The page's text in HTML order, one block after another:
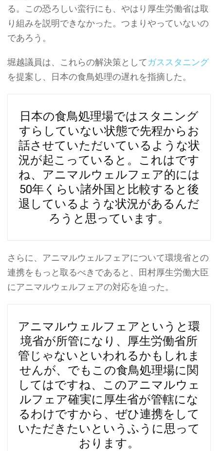
る。この恐ろしい蛮行にも、やはり厚生労働省は取
り組みを説明できなかった。つまりやっていないの
であろう。
堀越議員は、これらの解決策としてガススタニング
を提案し、日本の食鳥処理の遅れを指摘した。
日本の食鳥処理場ではスタニング
すらしていない状態で先程からお
話させていただいているような状
況が起こっていると。これはです
ね、アニマルウェルフェア的には
50年くらい諸外国と比較すると後
退しているような状況があるんだ
ろうと思っています。
さらに、アニマルウェルフェアについて環境省との
連携をもっと取るべきであると、田村厚生労働大臣
にアニマルウェルフェアの対応を迫った。
アニマルウェルフェアというと環
境省が所管になり、厚生労働省所
管じゃないといわれるかもしれま
せんが、でもこの食鳥処理場に関
してはですね、このアニマルウェ
ルフェア確実に厚生省が管轄にな
るわけですから、ぜひ連携をして
いただきたいというふうに思って
おります。